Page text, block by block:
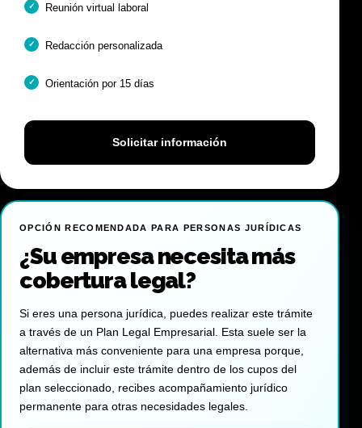
Reunión virtual laboral
Redacción personalizada
Orientación por 15 días
Solicitar información
OPCIÓN RECOMENDADA PARA PERSONAS JURÍDICAS
¿Su empresa necesita más
cobertura legal?
Si eres una persona jurídica, puedes realizar este trámite
a través de un Plan Legal Empresarial. Esta suele ser la
alternativa más conveniente para una empresa porque,
además de incluir este trámite dentro de los cupos del
plan seleccionado, recibes acompañamiento jurídico
permanente para otras necesidades legales.